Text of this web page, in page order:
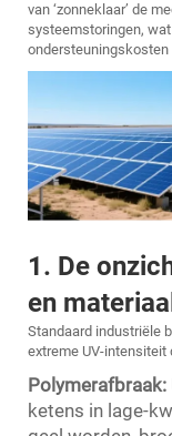
van ‘zonneklaar’ de
systeemstoringen,
ondersteuningskosten
1. De
en
Standaard industriële
extreme UV-intensiteit
Polymerafbraak:
ketens in lage-